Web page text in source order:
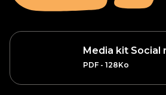
Media kit Social
PDF - 128Ko